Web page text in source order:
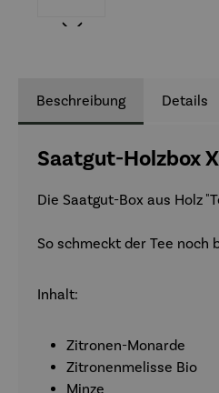
Beschreibung Details
Saatgut-Holzbox
Die Saatgut-Box aus Holz
So schmeckt der Tee noch
Inhalt:
Zitronen-Monarde
Zitronenmelisse Bio
Minze